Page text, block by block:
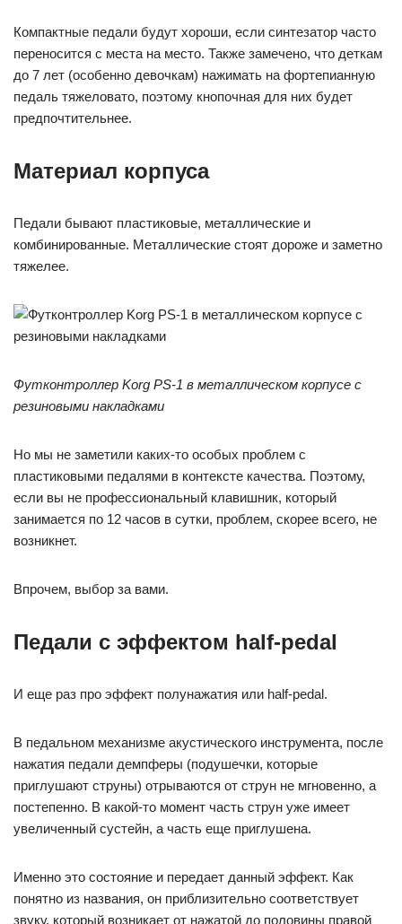
Компактные педали будут хороши, если синтезатор часто
переносится с места на место. Также замечено, что деткам
до 7 лет (особенно девочкам) нажимать на фортепианную
педаль тяжеловато, поэтому кнопочная для них будет
предпочтительнее.
Материал корпуса
Педали бывают пластиковые, металлические и
комбинированные. Металлические стоят дороже и заметно
тяжелее.
Футконтроллер Korg PS-1 в металлическом корпусе с
резиновыми накладками
Но мы не заметили каких-то особых проблем с
пластиковыми педалями в контексте качества. Поэтому,
если вы не профессиональный клавишник, который
занимается по 12 часов в сутки, проблем, скорее всего, не
возникнет.
Впрочем, выбор за вами.
Педали с эффектом half-pedal
И еще раз про эффект полунажатия или half-pedal.
В педальном механизме акустического инструмента, после
нажатия педали демпферы (подушечки, которые
приглушают струны) отрываются от струн не мгновенно, а
постепенно. В какой-то момент часть струн уже имеет
увеличенный сустейн, а часть еще приглушена.
Именно это состояние и передает данный эффект. Как
понятно из названия, он приблизительно соответствует
звуку, который возникает от нажатой до половины правой